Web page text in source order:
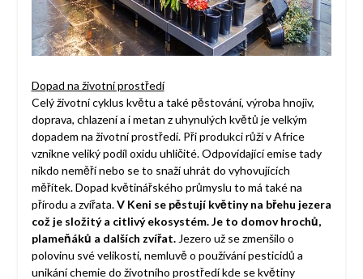
Dopad na životní prostředí
Celý životní cyklus květu a také pěstování, výroba hnojiv,
doprava, chlazení a i metan z uhynulých květů je velkým
dopadem na životní prostředí. Při produkci růží v Africe
vznikne veliký podíl oxidu uhličité. Odpovídající emise tady
nikdo neměří nebo se to snaží uhrát do vyhovujících
měřítek. Dopad květinářského průmyslu to má také na
přírodu a zvířata.V Keni se pěstují květiny na břehu jezera
což je složitý a citlivý ekosystém. Je to domov hrochů,
plameňáků a dalších zvířat. Jezero už se zmenšilo o
polovinu své velikosti, nemluvě o používání pesticidů a
unikání chemie do životního prostředí kde se květiny